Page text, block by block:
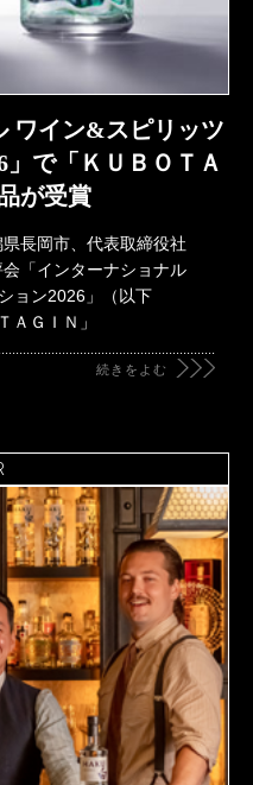
ワイン&スピリッツ
」で「ＫＵＢＯＴＡ
が受賞
長岡市、代表取締役社
「インターナショナル
ョン2026」（以下
ＡＧＩＮ」
続きをよむ